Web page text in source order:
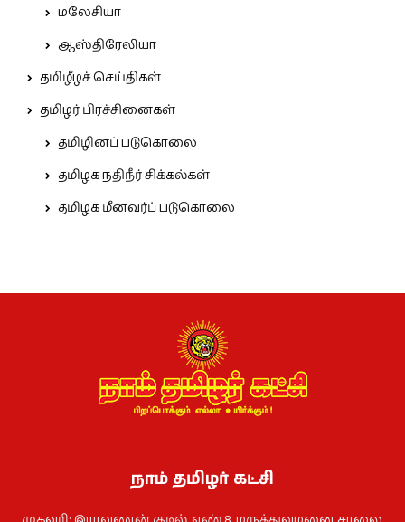
மலேசியா
ஆஸ்திரேலியா
தமிழீழச் செய்திகள்
தமிழர் பிரச்சினைகள்
தமிழினப் படுகொலை
தமிழக நதிநீர் சிக்கல்கள்
தமிழக மீனவர்ப் படுகொலை
நாம் தமிழர் கட்சி